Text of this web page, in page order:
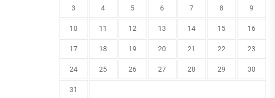
3 4 5 6 7 8 9
10 11 12 13 14 15 16
17 18 19 20 21 22 23
24 25 26 27 28 29 30
31